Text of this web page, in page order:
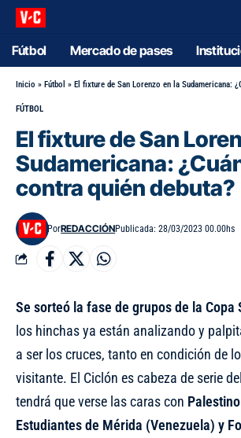
Fútbol Mercado de pases
Inicio » Fútbol » El fixture de San Lorenzo en la Sudamericana:
FÚTBOL
El fixture de San
Sudamericana:
contra quién debuta?
PorREDACCIÓNPublicada: 28/03/2023 00.00hs
Se sorteó la fase de grupos de la Copa
los hinchas ya están analizando y
a ser los cruces, tanto en condición de
visitante. El Ciclón es cabeza de serie
tendrá que verse las caras con
Estudiantes de Mérida (Venezuela) y